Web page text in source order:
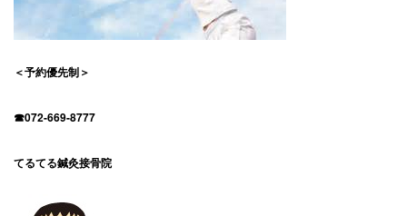
＜予約優先制＞
☎072-669-8777
てるてる鍼灸接骨院